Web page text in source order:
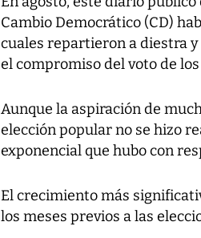
Cambio Democrático (CD)
cuales repartieron a diestra
el compromiso del voto de
Aunque la aspiración de
elección popular no se hizo
exponencial que hubo con
El crecimiento más
los meses previos a las